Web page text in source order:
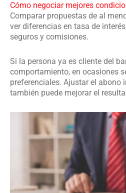
Cómo negociar mejores
Comparar propuestas de al
ver diferencias en tasa de
seguros y comisiones.
Si la persona ya es cliente del
comportamiento, en ocasiones
preferenciales. Ajustar el abono
también puede mejorar el